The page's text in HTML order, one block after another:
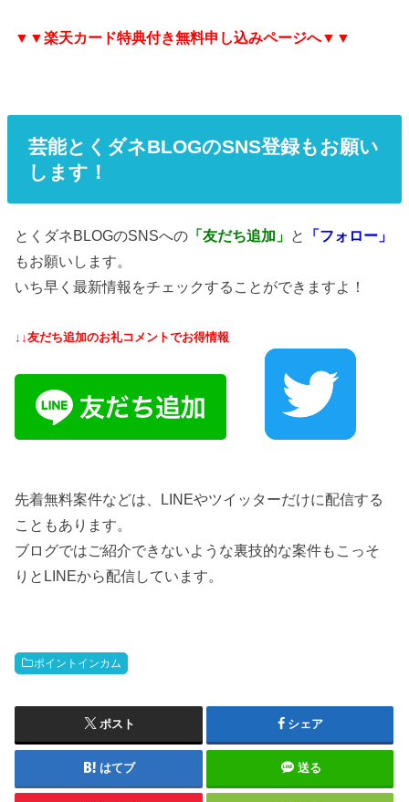
▼▼楽天カード特典付き無料申し込みページへ▼▼
芸能とくダネBLOGのSNS登録もお願い
します！
とくダネBLOGのSNSへの 「友だち追加」 と
「フォロー」
もお願いします。
いち早く最新情報をチェックすることができますよ！
↓↓友だち追加のお礼コメントでお得情報
先着無料案件などは、LINEやツイッターだけに配信する
こともあります。
ブログではご紹介できないような裏技的な案件もこっそ
りとLINEから配信しています。
ポイントインカム
ポスト シェア
はてブ 送る